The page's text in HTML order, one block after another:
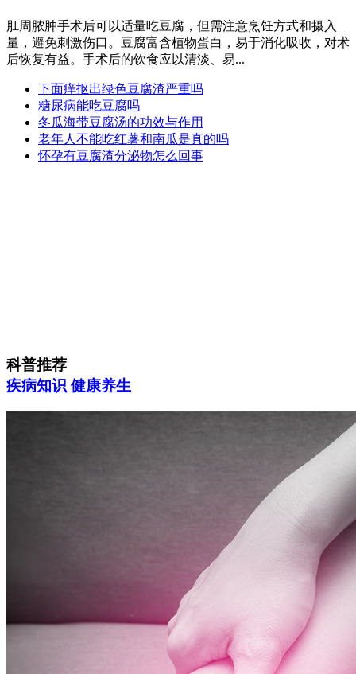
肛周脓肿手术后可以适量吃豆腐，但需注意烹饪方式和摄入
量，避免刺激伤口。豆腐富含植物蛋白，易于消化吸收，对术
后恢复有益。手术后的饮食应以清淡、易...
下面痒抠出绿色豆腐渣严重吗
糖尿病能吃豆腐吗
冬瓜海带豆腐汤的功效与作用
老年人不能吃红薯和南瓜是真的吗
怀孕有豆腐渣分泌物怎么回事
科普推荐
疾病知识 健康养生